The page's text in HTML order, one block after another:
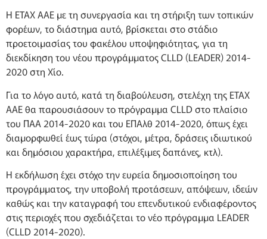
Η ΕΤΑΧ ΑΑΕ με τη συνεργασία και τη στήριξη των τοπικών
φορέων, το διάστημα αυτό, βρίσκεται στο στάδιο
προετοιμασίας του φακέλου υποψηφιότητας, για τη
διεκδίκηση του νέου προγράμματος CLLD (LEADER) 2014-
2020 στη Χίο.
Για το λόγο αυτό, κατά τη διαβούλευση, στελέχη της ΕΤΑΧ
ΑΑΕ θα παρουσιάσουν το πρόγραμμα CLLD στο πλαίσιο
του ΠΑΑ 2014-2020 και του ΕΠΑλθ 2014-2020, όπως έχει
διαμορφωθεί έως τώρα (στόχοι, μέτρα, δράσεις ιδιωτικού
και δημόσιου χαρακτήρα, επιλέξιμες δαπάνες, κτλ).
Η εκδήλωση έχει στόχο την ευρεία δημοσιοποίηση του
προγράμματος, την υποβολή προτάσεων, απόψεων, ιδεών
καθώς και την καταγραφή του επενδυτικού ενδιαφέροντος
στις περιοχές που σχεδιάζεται το νέο πρόγραμμα LEADER
(CLLD 2014-2020).